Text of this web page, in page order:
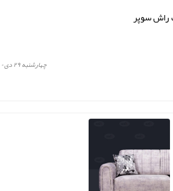
راش سوپر
چهارشنبه ۲۹ دی ۰